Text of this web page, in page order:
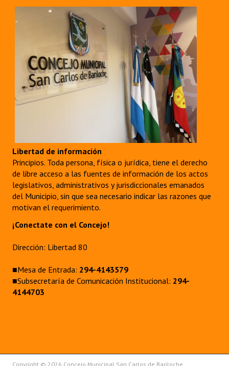
Premio al Mérito - Registro
Audiencias Públicas - Registro
Mujeres que Dejaron Huellas - Registro
Periodistas Decanos - Registro
Ciudadano Ilustre - Registro
Huéspedes de Honor - Registro
Antiguos Pobladores - Registro
Reconocimientos - Registro
Bariloche, Municipio intercultural
Entrega de distinciones
Libertad de información
Principios. Toda persona, física o jurídica, tiene el derecho
de libre acceso a las fuentes de información de los actos
legislativos, administrativos y jurisdiccionales emanados
del Municipio, sin que sea necesario indicar las razones que
motivan el requerimiento.
¡Conectate con el Concejo!
Dirección: Libertad 80
■Mesa de Entrada: 294-4143579
■Subsecretaría de Comunicación Institucional: 294-
4144703
Copyright © 2026 Concejo Municipal San Carlos de Bariloche.